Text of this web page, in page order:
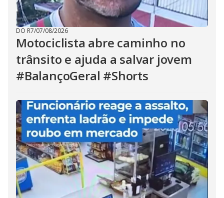
DO R7/07/08/2026
Motociclista abre caminho no
trânsito e ajuda a salvar jovem
#BalançoGeral #Shorts